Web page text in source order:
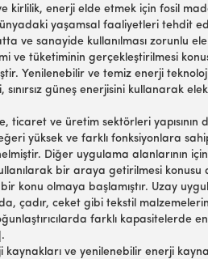
kirlilik, enerji elde etmek için fosil
yaşamsal faaliyetleri tehdit
ve sanayide kullanılması zorunlu
ve tüketiminin gerçekleştirilmesi
Yenilenebilir ve temiz enerji
güneş enerjisini kullanarak
ticaret ve üretim sektörleri yapısının
yüksek ve farklı fonksiyonlara
Diğer uygulama alanlarının
bir araya getirilmesi konusu
konu olmaya başlamıştır. Uzay
çadır, ceket gibi tekstil
farklı kapasitelerde
kaynakları ve yenilenebilir enerji